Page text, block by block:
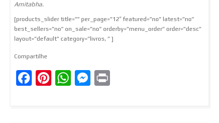
Amitabha.
[products_slider title=”” per_page=”12″ featured=”no” latest=”no”
best_sellers=”no” on_sale=”no” orderby=”menu_order” order=”desc”
layout=”default” category=”livros, ” ]
Compartilhe
Facebook
Pinterest
WhatsApp
Messenger